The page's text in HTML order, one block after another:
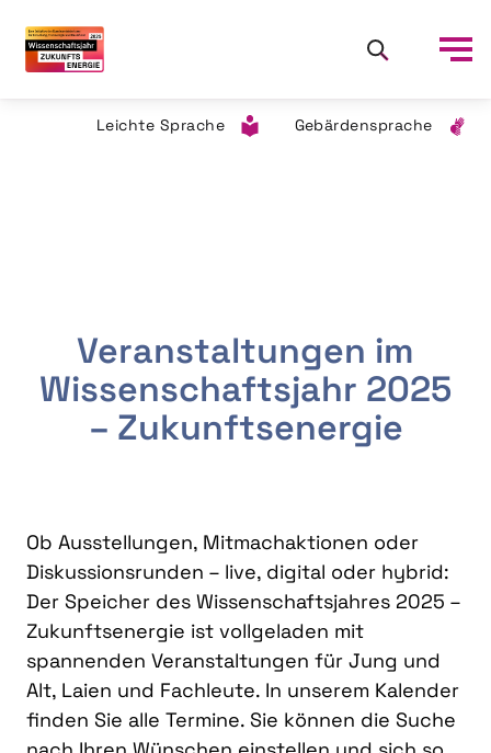
Leichte Sprache Gebärdensprache
Veranstaltungen im
Wissenschaftsjahr 2025
– Zukunftsenergie
Ob Ausstellungen, Mitmachaktionen oder
Diskussionsrunden – live, digital oder hybrid:
Der Speicher des Wissenschaftsjahres 2025 –
Zukunftsenergie ist vollgeladen mit
spannenden Veranstaltungen für Jung und
Alt, Laien und Fachleute. In unserem Kalender
finden Sie alle Termine. Sie können die Suche